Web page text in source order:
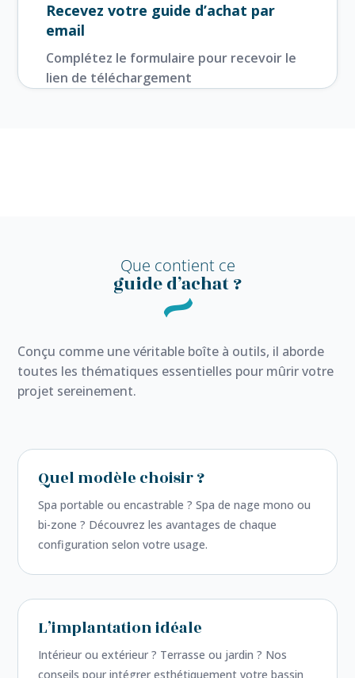
Recevez votre guide d’achat par
email
Complétez le formulaire pour recevoir le
lien de téléchargement
Que contient ce
guide d’achat ?
Conçu comme une véritable boîte à outils, il aborde
toutes les thématiques essentielles pour mûrir votre
projet sereinement.
Quel modèle choisir ?
Spa portable ou encastrable ? Spa de nage mono ou
bi-zone ? Découvrez les avantages de chaque
configuration selon votre usage.
L’implantation idéale
Intérieur ou extérieur ? Terrasse ou jardin ? Nos
conseils pour intégrer esthétiquement votre bassin